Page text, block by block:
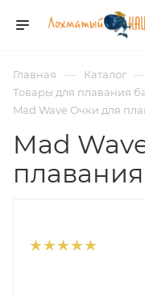
Главная — Каталог —
Товары для плавания
Mad Wave Очки для
Mad